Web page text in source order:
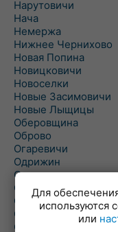
Нарутовичи
Нача
Немержа
Нижнее Чернихово
Новая Попина
Новицковичи
Новоселки
Новые Засимовичи
Новые Лыщицы
Оберовщина
Оброво
Огаревичи
Одрижин
Оздамичи
Озяты
Олтуш
Ольманы
Ольпень
Для
используются
или